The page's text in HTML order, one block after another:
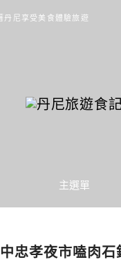
丹尼享受美食體驗旅遊
主選單
忠孝夜市嗑肉石